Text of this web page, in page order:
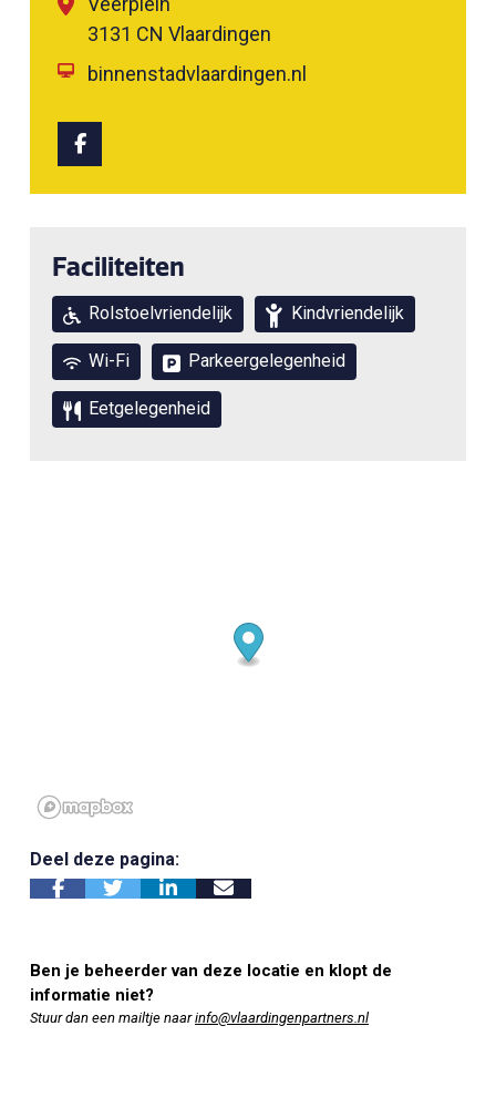
3131 CN Vlaardingen
binnenstadvlaardingen.nl
Faciliteiten
Rolstoelvriendelijk Kindvriendelijk
Wi-Fi Parkeergelegenheid
Eetgelegenheid
Deel deze pagina:
Ben je beheerder van deze locatie en klopt de
informatie niet?
Stuur dan een mailtje naarinfo@vlaardingenpartners.nl